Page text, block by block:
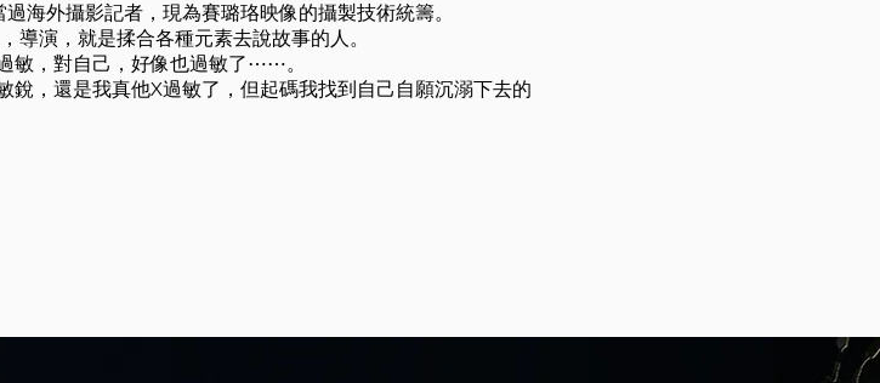
海外攝影記者，現為賽璐珞映像的攝製技術統籌。
導演，就是揉合各種元素去說故事的人。
敏，對自己，好像也過敏了⋯⋯。
，還是我真他X過敏了，但起碼我找到自己自願沉溺下去的